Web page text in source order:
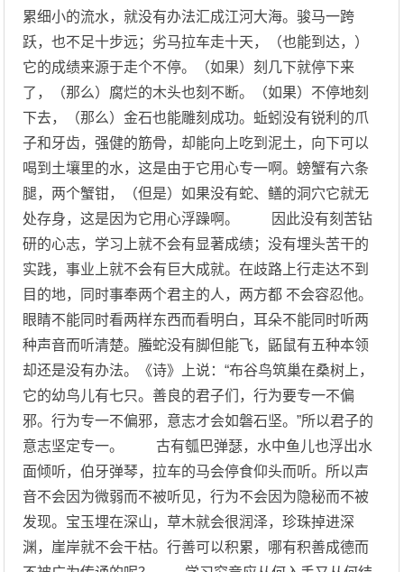
累细小的流水，就没有办法汇成江河大海。骏马一跨
跃，也不足十步远；劣马拉车走十天，（也能到达，）
它的成绩来源于走个不停。（如果）刻几下就停下来
了，（那么）腐烂的木头也刻不断。（如果）不停地刻
下去，（那么）金石也能雕刻成功。蚯蚓没有锐利的爪
子和牙齿，强健的筋骨，却能向上吃到泥土，向下可以
喝到土壤里的水，这是由于它用心专一啊。螃蟹有六条
腿，两个蟹钳，（但是）如果没有蛇、鳝的洞穴它就无
处存身，这是因为它用心浮躁啊。 因此没有刻苦钻
研的心志，学习上就不会有显著成绩；没有埋头苦干的
实践，事业上就不会有巨大成就。在歧路上行走达不到
目的地，同时事奉两个君主的人，两方都 不会容忍他。
眼睛不能同时看两样东西而看明白，耳朵不能同时听两
种声音而听清楚。螣蛇没有脚但能飞，鼫鼠有五种本领
却还是没有办法。《诗》上说：“布谷鸟筑巢在桑树上，
它的幼鸟儿有七只。善良的君子们，行为要专一不偏
邪。行为专一不偏邪，意志才会如磐石坚。”所以君子的
意志坚定专一。 古有瓠巴弹瑟，水中鱼儿也浮出水
面倾听，伯牙弹琴，拉车的马会停食仰头而听。所以声
音不会因为微弱而不被听见，行为不会因为隐秘而不被
发现。宝玉埋在深山，草木就会很润泽，珍珠掉进深
渊，崖岸就不会干枯。行善可以积累，哪有积善成德而